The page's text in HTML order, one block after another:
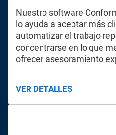
Nuestro software
lo ayuda a aceptar más
automatizar el trabajo
concentrarse en lo que
ofrecer asesoramiento
VER DETALLES